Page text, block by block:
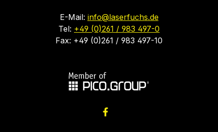
E-Mail: info@laserfuchs.de
Tel: +49 (0)261 / 983 497-0
Fax: +49 (0)261 / 983 497-10